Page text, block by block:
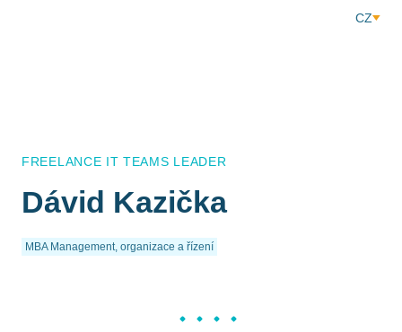
CZ
FREELANCE IT TEAMS LEADER
Dávid Kazička
MBA Management, organizace a řízení